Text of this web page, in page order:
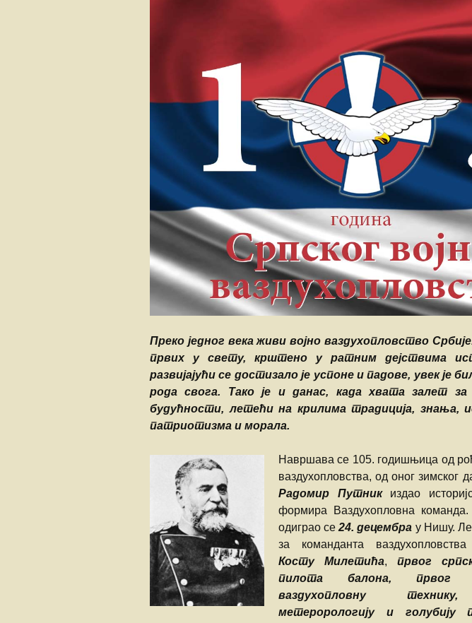
ХТ-40 Ми-8/17
ХН-47 Ми-24В
Х(Н)-42/5(М)-ГАЗЕЛА
Сви смо ми
падобранци…
Путник по ургенцији
„ОДОЗГО“…
Удар лоптасте муње
„РУНДИЋЕВА
СУПРУГА“
НОЋ УДАРА
Данко Боројевић:
АВИЈАЦИЈА
РЕПУБЛИКЕ СРПСКЕ
КРАЈИНЕ У РАТУ
1992-1995
Преко једног века живи војно ваздухопловство
првих у свету, крштено у ратним дејствима
развијајући се достизало је успоне и падове, увек је
рода свога. Тако је и данас, када хвата залет
будућности, летећи на крилима традиција, знања,
патриотизма и морала.
Навршава се 105. годишњица од
ваздухопловства, од оног зимског
Радомир Путникиздао
формира Ваздухопловна команда.
одиграо се24. децембра у Нишу.
за команданта
Косту Милетића, првог
пилота балона, првог
ваздухопловну технику,
метерорологију и голубију